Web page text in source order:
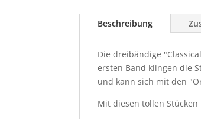
Beschreibung
Die dreibändige
ersten Band klingen die
und kann sich mit den
Mit diesen tollen